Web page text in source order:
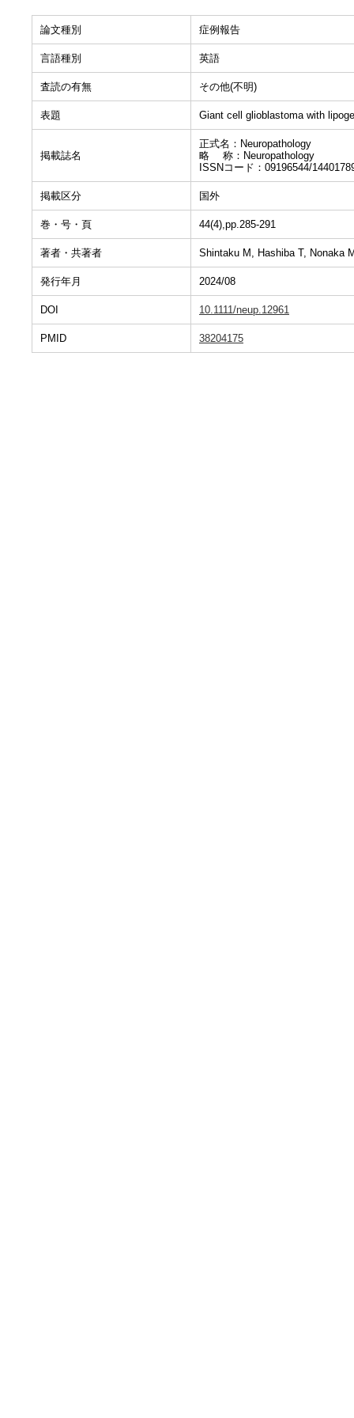
論文種別 症例報告
言語種別 英語
査読の有無 その他(不明)
表題 Giant cell glioblastoma with
掲載誌名
正式名：Neuropathology
略 称：Neuropathology
ISSNコード：09196544/
掲載区分 国外
巻・号・頁 44(4),pp.285-291
著者・共著者 Shintaku M, Hashiba T, Nonaka
発行年月 2024/08
DOI 10.1111/neup.12961
PMID 38204175